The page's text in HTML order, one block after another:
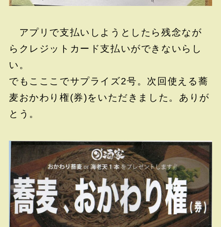
アプリで支払いしようとしたら残念なが
らクレジットカード支払いができないらし
い。
でもこここでサプライズ2号。次回使える蕎
麦おかわり権(券)をいただきました。ありが
とう。